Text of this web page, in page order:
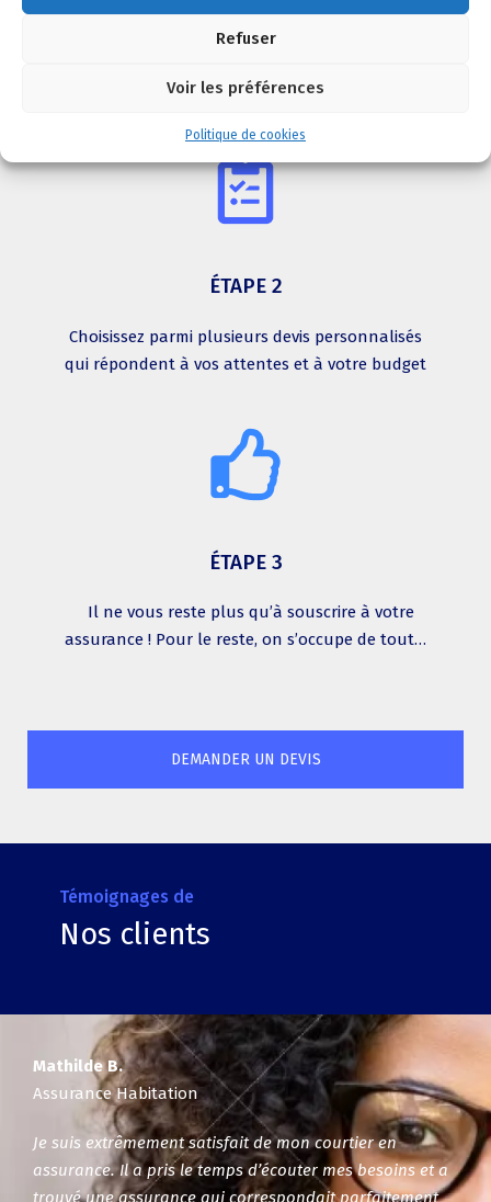
Refuser
Voir les préférences
Politique de cookies
Echangez avec nos experts sur les garanties et
réalisez directement un devis en ligne
ÉTAPE 2
Choisissez parmi plusieurs devis personnalisés
qui répondent à vos attentes et à votre budget
ÉTAPE 3
Il ne vous reste plus qu’à souscrire à votre
assurance ! Pour le reste, on s’occupe de tout…
DEMANDER UN DEVIS
Témoignages de
Nos clients
Mathilde B.
Assurance Habitation
Je suis extrêmement satisfait de mon courtier en
assurance. Il a pris le temps d’écouter mes besoins et a
trouvé une assurance qui correspondait parfaitement